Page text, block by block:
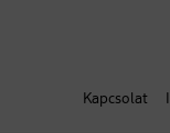
Kapcsolat